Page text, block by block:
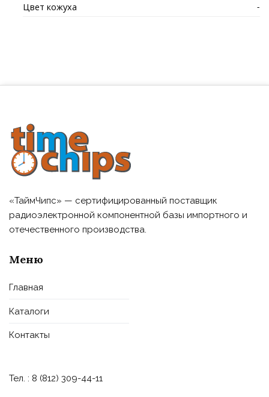
Цвет кожуха
-
«ТаймЧипс» — сертифицированный поставщик
радиоэлектронной компонентной базы импортного и
отечественного производства.
Меню
Главная
Каталоги
Контакты
Тел. : 8 (812) 309-44-11